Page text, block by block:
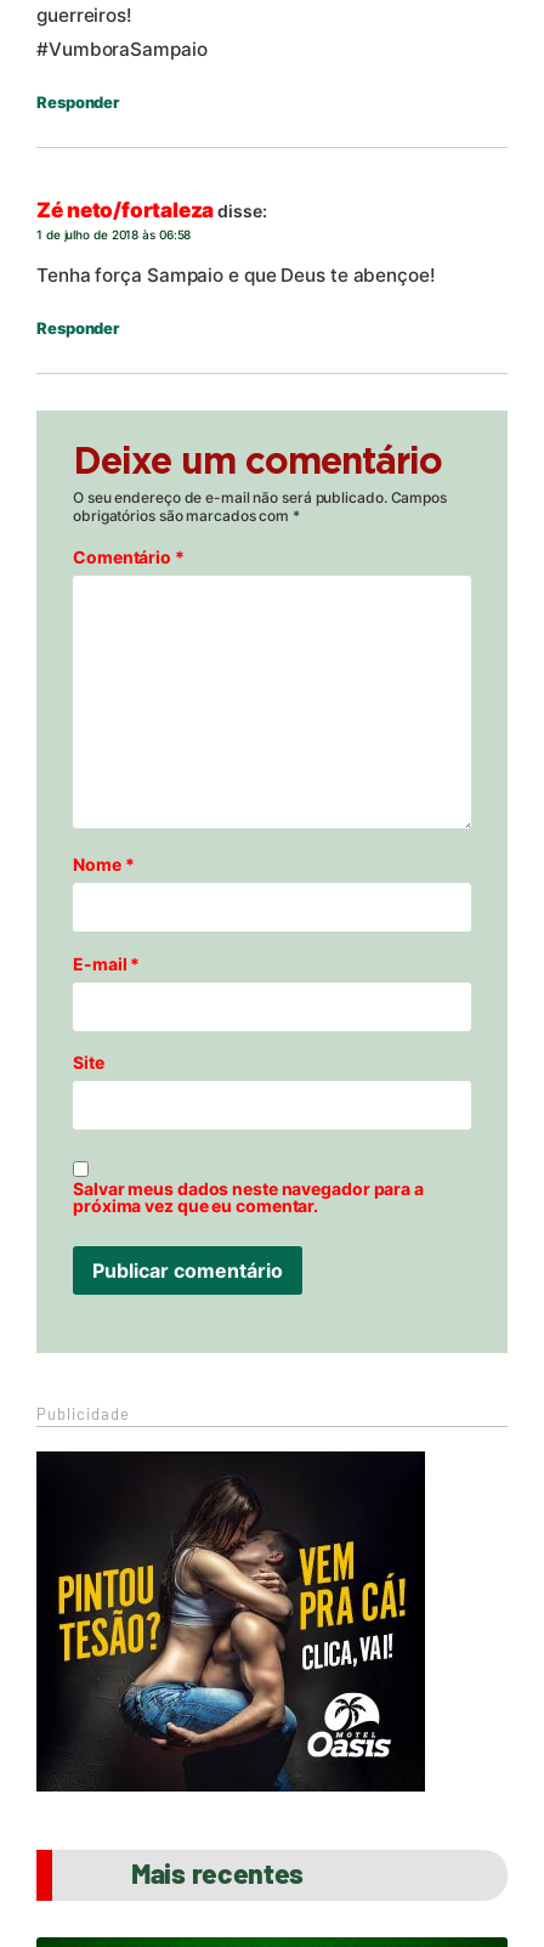
guerreiros!
#VumboraSampaio
Responder
Zé neto/fortalezadisse:
1 de julho de 2018 às 06:58
Tenha força Sampaio e que Deus te abençoe!
Responder
Deixe um comentário
O seu endereço de e-mail não será publicado. Campos
obrigatórios são marcados com *
Comentário *
Nome *
E-mail *
Site
Salvar meus dados neste navegador para a
próxima vez que eu comentar.
Publicidade
Mais recentes